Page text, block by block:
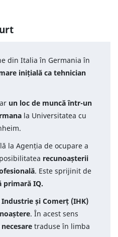
din Italia în Germania în
inițială ca tehnician
un loc de muncă într-un
la Universitatea cu
la Agenția de ocupare a
recunoașterii
. Este sprijinit de
primară IQ.
Industrie și Comerț (IHK)
. În acest sens
traduse în limba